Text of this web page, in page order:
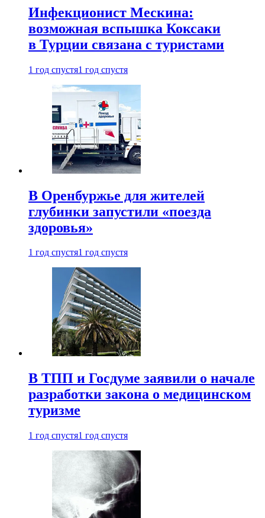
Инфекционист Мескина:
возможная вспышка Коксаки
в Турции связана с туристами
1 год спустя1 год спустя
В Оренбуржье для жителей
глубинки запустили «поезда
здоровья»
1 год спустя1 год спустя
В ТПП и Госдуме заявили о начале
разработки закона о медицинском
туризме
1 год спустя1 год спустя